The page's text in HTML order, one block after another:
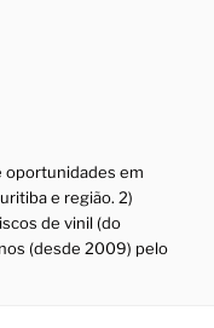
oportunidades em
e região. 2)
de vinil (do
(desde 2009) pelo